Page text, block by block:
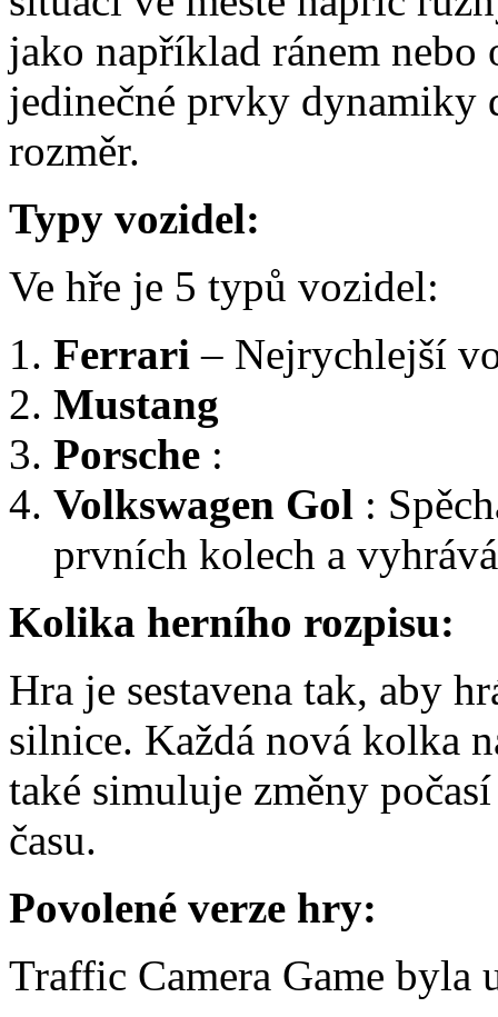
jako například ránem nebo
jedinečné prvky
rozměr.
Typy vozidel:
Ve hře je 5 typů vozidel:
Ferrari– Nejrychlejší
Mustang
Porsche :
Volkswagen Gol :
prvních kolech a
Kolika herního rozpisu:
Hra je sestavena tak, aby
silnice. Každá nová kolka
také simuluje změny
času.
Povolené verze hry:
Traffic Camera Game byla